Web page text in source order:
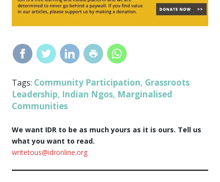
Tags: Community Participation, Grassroots
Leadership, Indian Ngos, Marginalised
Communities
We want IDR to be as much yours as it is ours. Tell us
what you want to read.
writetous@idronline.org